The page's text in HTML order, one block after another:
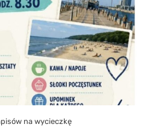
na wycieczkę